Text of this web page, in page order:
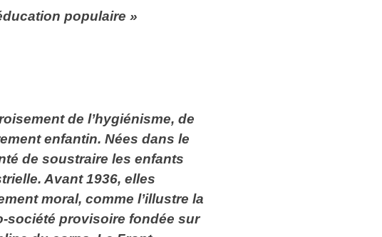
populaire »
de l’hygiénisme, de
enfantin. Nées dans le
de soustraire les enfants
Avant 1936, elles
moral, comme l’illustre la
société provisoire fondée sur